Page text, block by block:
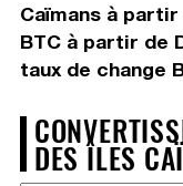
Caïmans à
BTC à partir de
taux de change
DES ÎLES